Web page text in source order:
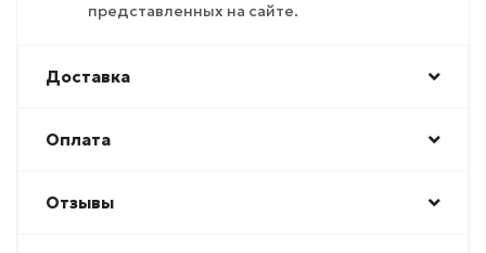
представленных на сайте.
Доставка
Оплата
Отзывы